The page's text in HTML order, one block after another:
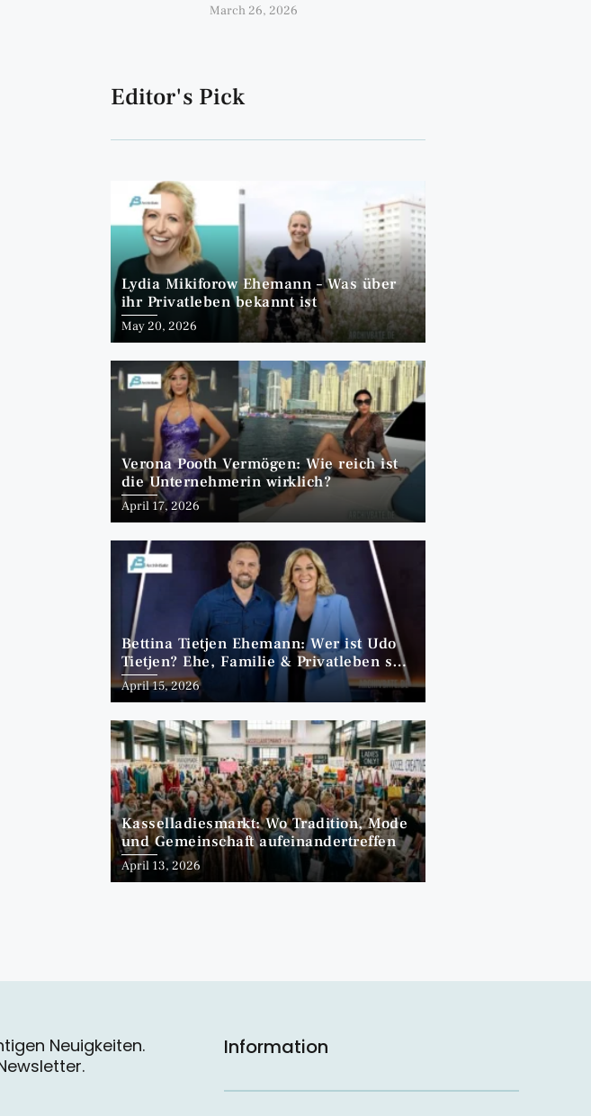
March 26, 2026
Editor's Pick
Lydia Mikiforow Ehemann – Was über
ihr Privatleben bekannt ist
May 20, 2026
Verona Pooth Vermögen: Wie reich ist
die Unternehmerin wirklich?
April 17, 2026
Bettina Tietjen Ehemann: Wer ist Udo
Tietjen? Ehe, Familie & Privatleben seit
1991
April 15, 2026
Kasselladiesmarkt: Wo Tradition, Mode
und Gemeinschaft aufeinandertreffen
April 13, 2026
Neuigkeiten.
Information